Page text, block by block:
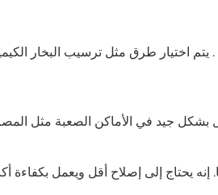
. يتم اختيار طرق مثل ترسيب البخار